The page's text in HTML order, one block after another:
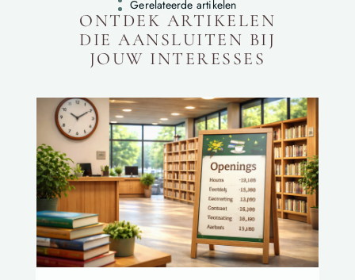
Gerelateerde artikelen
ONTDEK ARTIKELEN
DIE AANSLUITEN BIJ
JOUW INTERESSES